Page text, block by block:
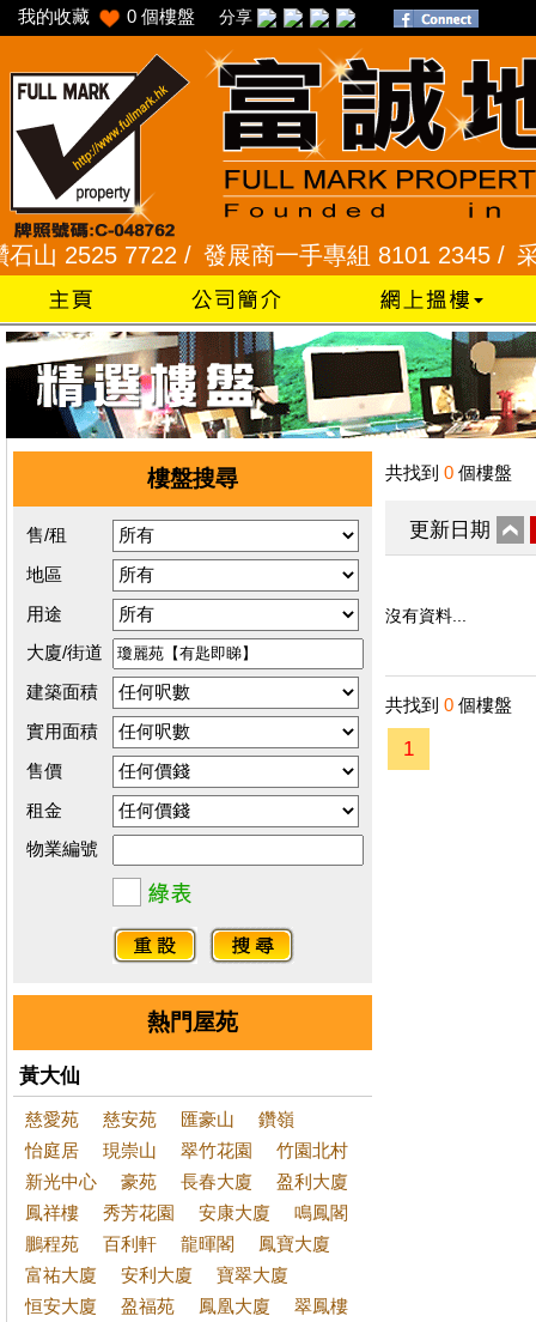
我的收藏 0 個樓盤 分享
2525 7722 /發展商一手專組 8101 2345 /采頣
樓盤搜尋
售/租
地區
用途
大廈/街道
建築面積
實用面積
售價
租金
物業編號
熱門屋苑
黃大仙
慈愛苑 慈安苑 匯豪山
鑽嶺
怡庭居
現崇山 翠竹花園
竹園北村
新光中心
豪苑 長春大廈
盈利大廈
鳳祥樓
秀芳花園 安康大廈
鳴鳳閣
鵬程苑
百利軒 龍暉閣
鳳寶大廈
富祐大廈
安利大廈
寶翠大廈
恒安大廈
盈福苑 鳳凰大廈
翠鳳樓
共找到 0 個樓盤
更新日期
沒有資料...
共找到 0 個樓盤
1